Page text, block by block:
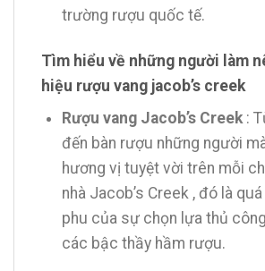
trường rượu quốc tế.
Tìm hiểu về những người làm
hiệu rượu vang jacob’s creek
Rượu vang Jacob’s Creek:
đến bàn rượu những người
hương vị tuyệt vời trên mỗi
nhà Jacob’s Creek , đó là
phu của sự chọn lựa thủ
các bậc thầy hầm rượu.